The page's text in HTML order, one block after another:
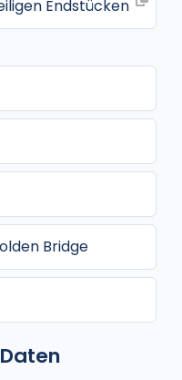
Endstücken
Bridge